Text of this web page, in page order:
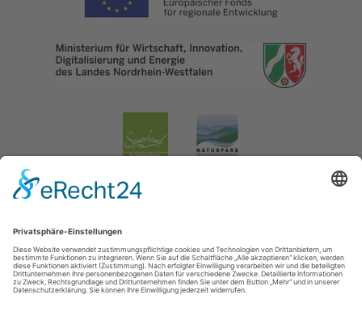
Impressum|Datenschutzerklärung|Barrierefreiheitserklärung|Kontakt